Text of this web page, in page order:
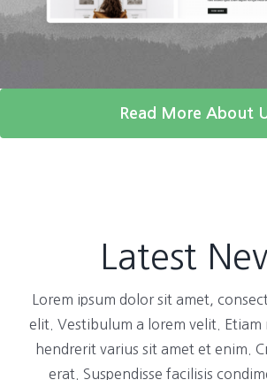
Read More About
Latest
Lorem ipsum dolor sit amet,
elit. Vestibulum a lorem velit. Etiam
hendrerit varius sit amet et enim.
erat. Suspendisse facilisis